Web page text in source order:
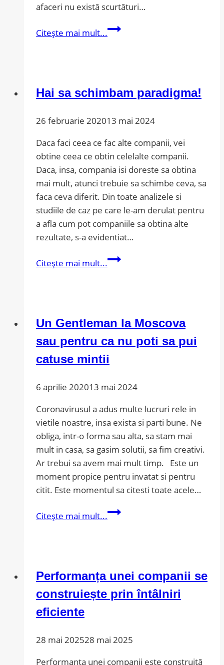
afaceri nu există scurtături…
Citește mai mult...Nu
Hai sa schimbam paradigma!
26 februarie 202013 mai 2024
Daca faci ceea ce fac alte companii, vei
obtine ceea ce obtin celelalte companii.
Daca, insa, compania isi doreste sa obtina
mai mult, atunci trebuie sa schimbe ceva, sa
faca ceva diferit. Din toate analizele si
studiile de caz pe care le-am derulat pentru
a afla cum pot companiile sa obtina alte
rezultate, s-a evidentiat…
Citește mai mult...Hai
Un Gentleman la Moscova
sau pentru ca nu poti sa pui
catuse mintii
6 aprilie 202013 mai 2024
Coronavirusul a adus multe lucruri rele in
vietile noastre, insa exista si parti bune. Ne
obliga, intr-o forma sau alta, sa stam mai
mult in casa, sa gasim solutii, sa fim creativi.
Ar trebui sa avem mai mult timp. Este un
moment propice pentru invatat si pentru
citit. Este momentul sa citesti toate acele…
Citește mai mult...Un
pentru
ca
pui
catuse
Performanța unei companii se
construiește prin întâlniri
eficiente
28 mai 202528 mai 2025
Performanța unei companii este construită